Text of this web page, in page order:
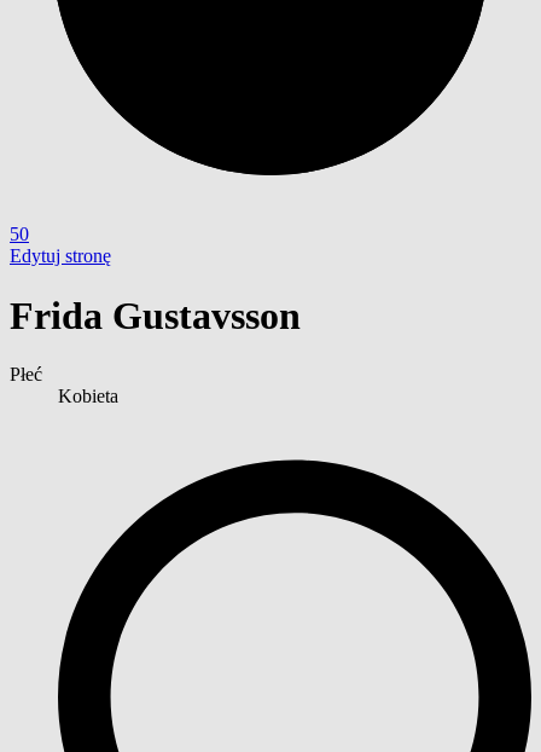
50
Edytuj stronę
Frida Gustavsson
Płeć
Kobieta